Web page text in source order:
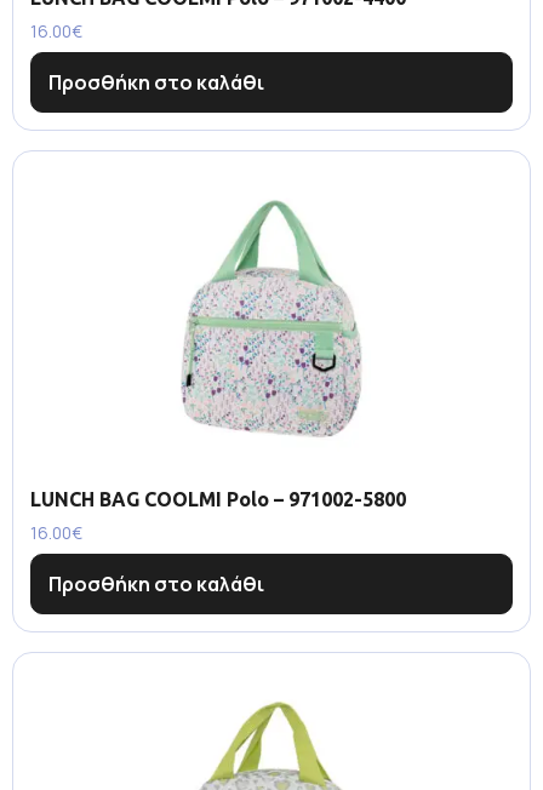
16.00€
Προσθήκη στο καλάθι
LUNCH BAG COOLMI Polo – 971002-5800
16.00€
Προσθήκη στο καλάθι